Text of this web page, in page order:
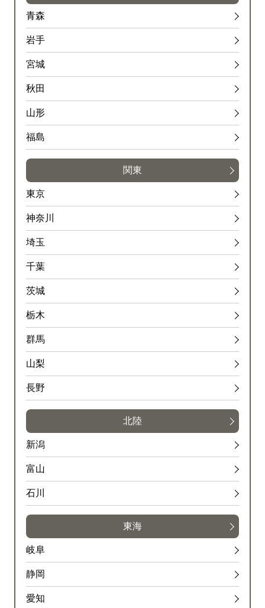
青森
岩手
宮城
秋田
山形
福島
関東
東京
神奈川
埼玉
千葉
茨城
栃木
群馬
山梨
長野
北陸
新潟
富山
石川
東海
岐阜
静岡
愛知